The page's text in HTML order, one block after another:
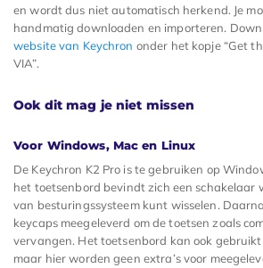
en wordt dus niet automatisch herkend. Je
handmatig downloaden en importeren.
website van Keychron onder het kopje “Get
VIA”.
Ook dit mag je niet missen
Voor Windows, Mac en Linux
De Keychron K2 Pro is te gebruiken op
het toetsenbord bevindt zich een schakelaar
van besturingssysteem kunt wisselen.
keycaps meegeleverd om de toetsen zoals
vervangen. Het toetsenbord kan ook
maar hier worden geen extra’s voor